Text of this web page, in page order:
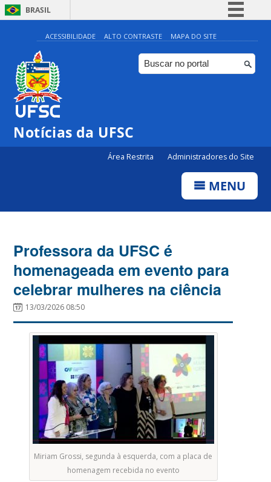
BRASIL
Simplifique!
Comunica BR
Participe
ACESSIBILIDADE ALTO CONTRASTE MAPA DO SITE
Notícias da UFSC
Área Restrita Administradores do Site
MENU
Professora da UFSC é
homenageada em evento para
celebrar mulheres na ciência
13/03/2026 08:50
Miriam Grossi, segunda à esquerda, com a placa de
homenagem recebida no evento